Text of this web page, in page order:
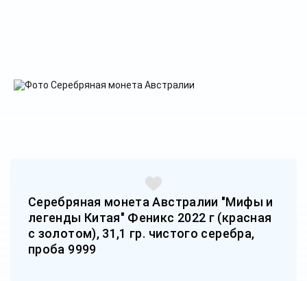
Серебряная монета Австралии "Мифы и
легенды Китая" Феникс 2022 г (красная
с золотом), 31,1 гр. чистого серебра,
проба 9999